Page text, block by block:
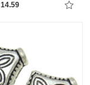
14.59